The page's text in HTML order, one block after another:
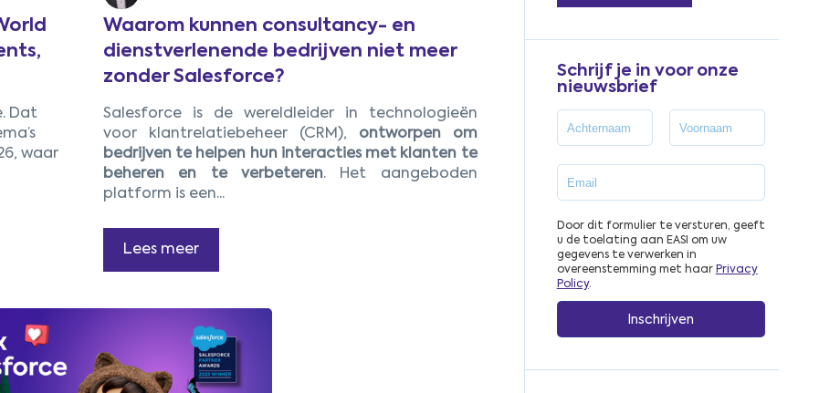
Dat
waar
Waarom kunnen consultancy- en
dienstverlenende bedrijven niet meer
zonder Salesforce?
Salesforce is de wereldleider in technologieën
voor klantrelatiebeheer (CRM), ontworpen om
bedrijven te helpen hun interacties met klanten te
beheren en te verbeteren. Het aangeboden
platform is een...
Lees meer
Schrijf je in voor onze
nieuwsbrief
Door dit formulier te versturen, geeft
u de toelating aan EASI om uw
gegevens te verwerken in
overeenstemming met haar Privacy
Policy.